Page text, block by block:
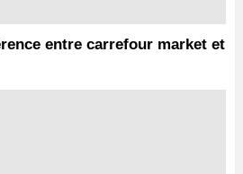
entre carrefour market et